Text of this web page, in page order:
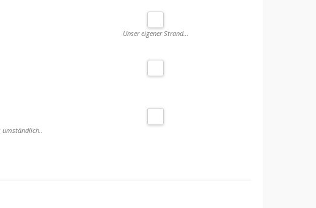
Unser eigener Strand…